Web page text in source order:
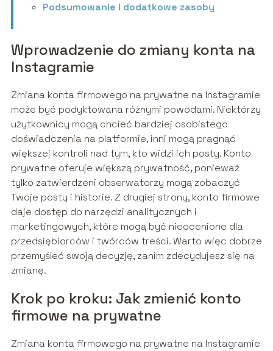
Podsumowanie i dodatkowe zasoby
Wprowadzenie do zmiany konta na
Instagramie
Zmiana konta firmowego na prywatne na Instagramie
może być podyktowana różnymi powodami. Niektórzy
użytkownicy mogą chcieć bardziej osobistego
doświadczenia na platformie, inni mogą pragnąć
większej kontroli nad tym, kto widzi ich posty. Konto
prywatne oferuje większą prywatność, ponieważ
tylko zatwierdzeni obserwatorzy mogą zobaczyć
Twoje posty i historie. Z drugiej strony, konto firmowe
daje dostęp do narzędzi analitycznych i
marketingowych, które mogą być nieocenione dla
przedsiębiorców i twórców treści. Warto więc dobrze
przemyśleć swoją decyzję, zanim zdecydujesz się na
zmianę.
Krok po kroku: Jak zmienić konto
firmowe na prywatne
Zmiana konta firmowego na prywatne na Instagramie